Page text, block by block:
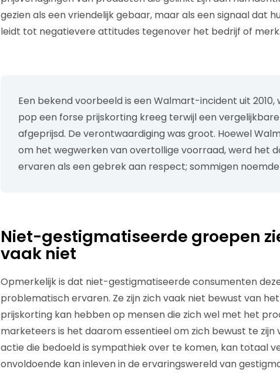
gezien als een vriendelijk gebaar, maar als een signaal dat
leidt tot negatievere attitudes tegenover het bedrijf of merk.
Een bekend voorbeeld is een Walmart-incident uit
pop een forse prijskorting kreeg terwijl een
afgeprijsd. De verontwaardiging was groot. Hoewel
om het wegwerken van overtollige voorraad, werd het
ervaren als een gebrek aan respect; sommigen
Niet-gestigmatiseerde groepen
vaak niet
Opmerkelijk is dat niet-gestigmatiseerde consumenten
problematisch ervaren. Ze zijn zich vaak niet bewust van
prijskorting kan hebben op mensen die zich wel met het
marketeers is het daarom essentieel om zich bewust te zijn
actie die bedoeld is sympathiek over te komen, kan totaal
onvoldoende kan inleven in de ervaringswereld van